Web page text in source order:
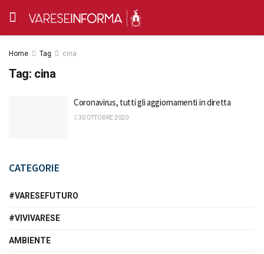
Home Tag cina
Tag: cina
Coronavirus, tutti gli aggiornamenti in diretta
30 OTTOBRE 2020
CATEGORIE
#VARESEFUTURO
#VIVIVARESE
AMBIENTE